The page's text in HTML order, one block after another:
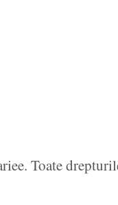
Toate